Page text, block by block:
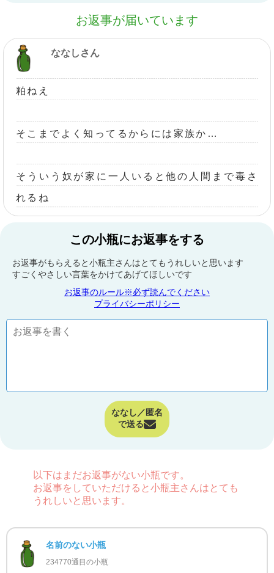
お返事が届いています
ななしさん
粕ねえ
そこまでよく知ってるからには家族か…
そういう奴が家に一人いると他の人間まで毒さ
れるね
この小瓶にお返事をする
お返事がもらえると小瓶主さんはとてもうれしいと思います
すごくやさしい言葉をかけてあげてほしいです
お返事のルール※必ず読んでください
プライバシーポリシー
ななし／匿名
で送る
以下はまだお返事がない小瓶です。
お返事をしていただけると小瓶主さんはとても
うれしいと思います。
名前のない小瓶
234770通目の小瓶